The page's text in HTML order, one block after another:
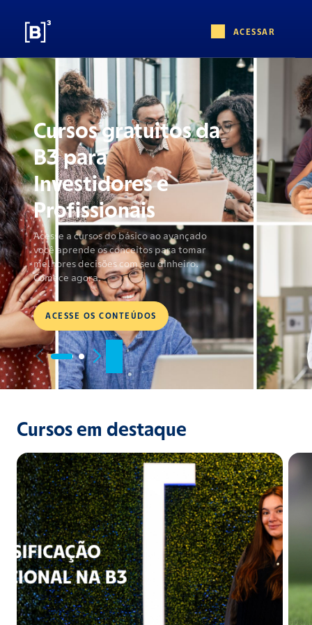
ACESSAR
CONHEÇA O B3
FÁCIL: SUA
EMPRESA NA
BOLSA
Um bate-papo com Marina Naime e
Raphael Giovanini
ASSISTA
Cursos em destaque